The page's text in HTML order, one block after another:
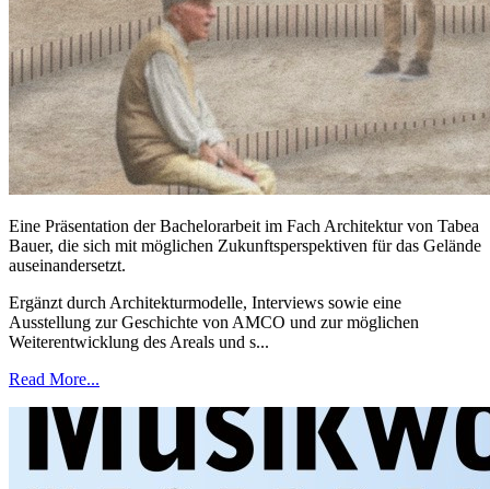
Eine Präsentation der Bachelorarbeit im Fach Architektur von Tabea
Bauer, die sich mit möglichen Zukunftsperspektiven für das Gelände
auseinandersetzt.
Ergänzt durch Architekturmodelle, Interviews sowie eine
Ausstellung zur Geschichte von AMCO und zur möglichen
Weiterentwicklung des Areals und s...
Read More...